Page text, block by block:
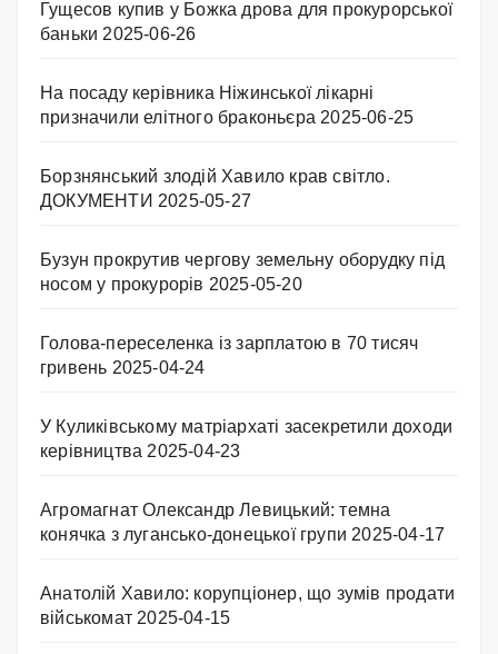
Гущесов купив у Божка дрова для прокурорської
баньки 2025-06-26
На посаду керівника Ніжинської лікарні
призначили елітного браконьєра 2025-06-25
Борзнянський злодій Хавило крав світло.
ДОКУМЕНТИ 2025-05-27
Бузун прокрутив чергову земельну оборудку під
носом у прокурорів 2025-05-20
Голова-переселенка із зарплатою в 70 тисяч
гривень 2025-04-24
У Куликівському матріархаті засекретили доходи
керівництва 2025-04-23
Агромагнат Олександр Левицький: темна
конячка з лугансько-донецької групи 2025-04-17
Анатолій Хавило: корупціонер, що зумів продати
військомат 2025-04-15